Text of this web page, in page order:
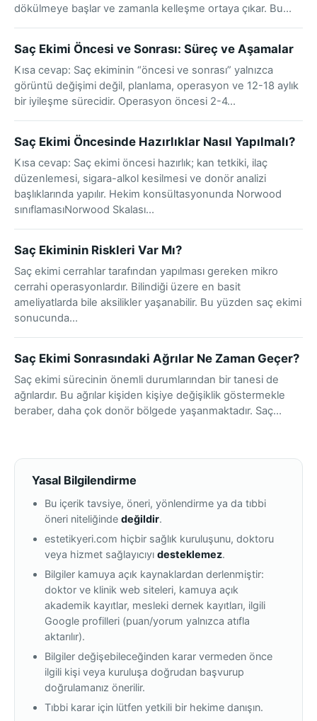
dökülmeye başlar ve zamanla kelleşme ortaya çıkar. Bu…
Saç Ekimi Öncesi ve Sonrası: Süreç ve Aşamalar
Kısa cevap: Saç ekiminin “öncesi ve sonrası” yalnızca
görüntü değişimi değil, planlama, operasyon ve 12-18 aylık
bir iyileşme sürecidir. Operasyon öncesi 2-4…
Saç Ekimi Öncesinde Hazırlıklar Nasıl Yapılmalı?
Kısa cevap: Saç ekimi öncesi hazırlık; kan tetkiki, ilaç
düzenlemesi, sigara-alkol kesilmesi ve donör analizi
başlıklarında yapılır. Hekim konsültasyonunda Norwood
sınıflamasıNorwood Skalası…
Saç Ekiminin Riskleri Var Mı?
Saç ekimi cerrahlar tarafından yapılması gereken mikro
cerrahi operasyonlardır. Bilindiği üzere en basit
ameliyatlarda bile aksilikler yaşanabilir. Bu yüzden saç ekimi
sonucunda…
Saç Ekimi Sonrasındaki Ağrılar Ne Zaman Geçer?
Saç ekimi sürecinin önemli durumlarından bir tanesi de
ağrılardır. Bu ağrılar kişiden kişiye değişiklik göstermekle
beraber, daha çok donör bölgede yaşanmaktadır. Saç…
Yasal Bilgilendirme
Bu içerik tavsiye, öneri, yönlendirme ya da tıbbi
öneri niteliğinde değildir.
estetikyeri.com hiçbir sağlık kuruluşunu, doktoru
veya hizmet sağlayıcıyı desteklemez.
Bilgiler kamuya açık kaynaklardan derlenmiştir:
doktor ve klinik web siteleri, kamuya açık
akademik kayıtlar, mesleki dernek kayıtları, ilgili
Google profilleri (puan/yorum yalnızca atıfla
aktarılır).
Bilgiler değişebileceğinden karar vermeden önce
ilgili kişi veya kuruluşa doğrudan başvurup
doğrulamanız önerilir.
Tıbbi karar için lütfen yetkili bir hekime danışın.